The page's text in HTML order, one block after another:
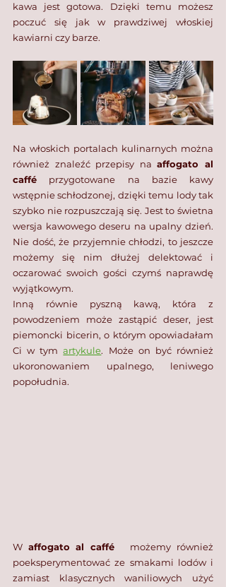
kawa jest gotowa.⁣ Dzięki temu możesz
poczuć się jak w prawdziwej włoskiej
kawiarni czy barze.
Na włoskich portalach kulinarnych można
również znaleźć przepisy na affogato al
caffé przygotowane na bazie kawy
wstępnie schłodzonej, dzięki temu lody tak
szybko nie rozpuszczają się. Jest to świetna
wersja kawowego deseru na upalny dzień.
Nie dość, że przyjemnie chłodzi, to jeszcze
możemy się nim dłużej delektować i
oczarować swoich gości czymś naprawdę
wyjątkowym.
Inną równie pyszną kawą, która z
powodzeniem może zastąpić deser, jest
piemoncki bicerin, o którym opowiadałam
Ci w tym artykule. Może on być również
ukoronowaniem upalnego, leniwego
popołudnia.
W affogato al caffé
   możemy również
poeksperymentować ze smakami lodów i
zamiast klasycznych waniliowych użyć